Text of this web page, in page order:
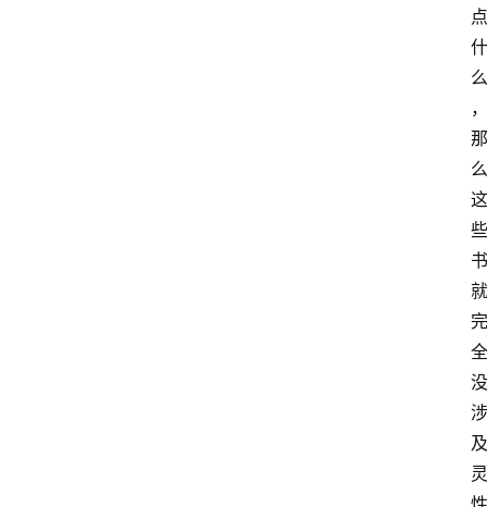
点
什
么
，
那
么
这
些
书
就
完
全
没
涉
及
灵